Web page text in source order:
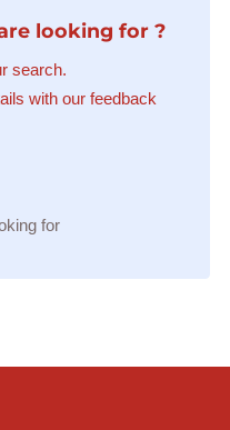
looking for ?
search.
with our feedback
for